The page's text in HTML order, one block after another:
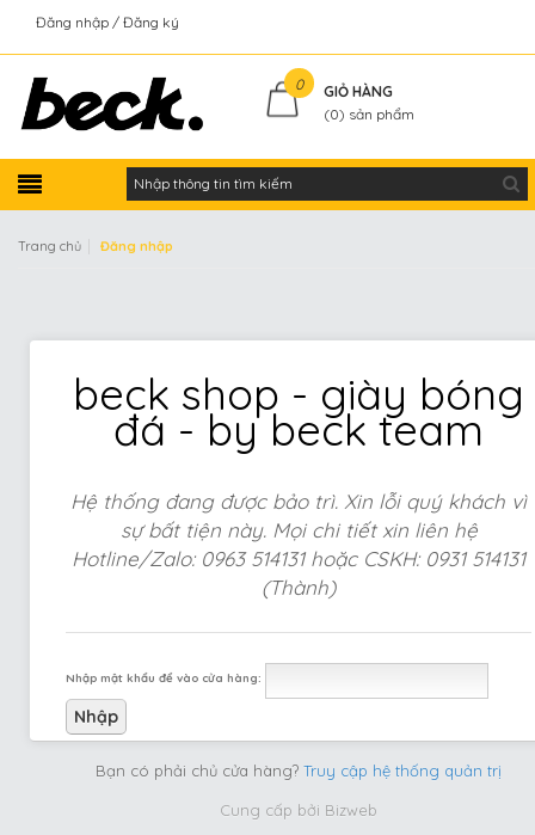
Đăng nhập Đăng ký
0
GIỎ HÀNG
(0) sản phẩm
Trang chủ Đăng nhập
beck shop - giày bóng
đá - by beck team
Hệ thống đang được bảo trì. Xin lỗi quý khách vì
sự bất tiện này. Mọi chi tiết xin liên hệ
Hotline/Zalo: 0963 514131 hoặc CSKH: 0931 514131
(Thành)
Nhập mật khẩu để vào cửa hàng:
Bạn có phải chủ cửa hàng? Truy cập hệ thống quản trị
Cung cấp bởi Bizweb